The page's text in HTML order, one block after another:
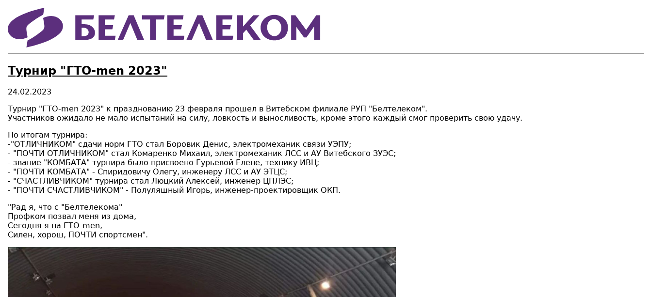
Турнир "ГТО-men 2023"
24.02.2023
Турнир "ГТО-men 2023" к празднованию 23 февраля прошел в Витебском филиале РУП "Белтелеком".
Участников ожидало не мало испытаний на силу, ловкость и выносливость, кроме этого каждый смог проверить свою удачу.
По итогам турнира:
-"ОТЛИЧНИКОМ" сдачи норм ГТО стал Боровик Денис, электромеханик связи УЭПУ;
- "ПОЧТИ ОТЛИЧНИКОМ" стал Комаренко Михаил, электромеханик ЛСС и АУ Витебского ЗУЭС;
- звание "КОМБАТА" турнира было присвоено Гурьевой Елене, технику ИВЦ;
- "ПОЧТИ КОМБАТА" - Спиридовичу Олегу, инженеру ЛСС и АУ ЭТЦС;
- "СЧАСТЛИВЧИКОМ" турнира стал Люцкий Алексей, инженер ЦПЛЭС;
- "ПОЧТИ СЧАСТЛИВЧИКОМ" - Полуляшный Игорь, инженер-проектировщик ОКП.
"Рад я, что с "Белтелекома"
Профком позвал меня из дома,
Сегодня я на ГТО-men,
Силен, хорош, ПОЧТИ спортсмен".